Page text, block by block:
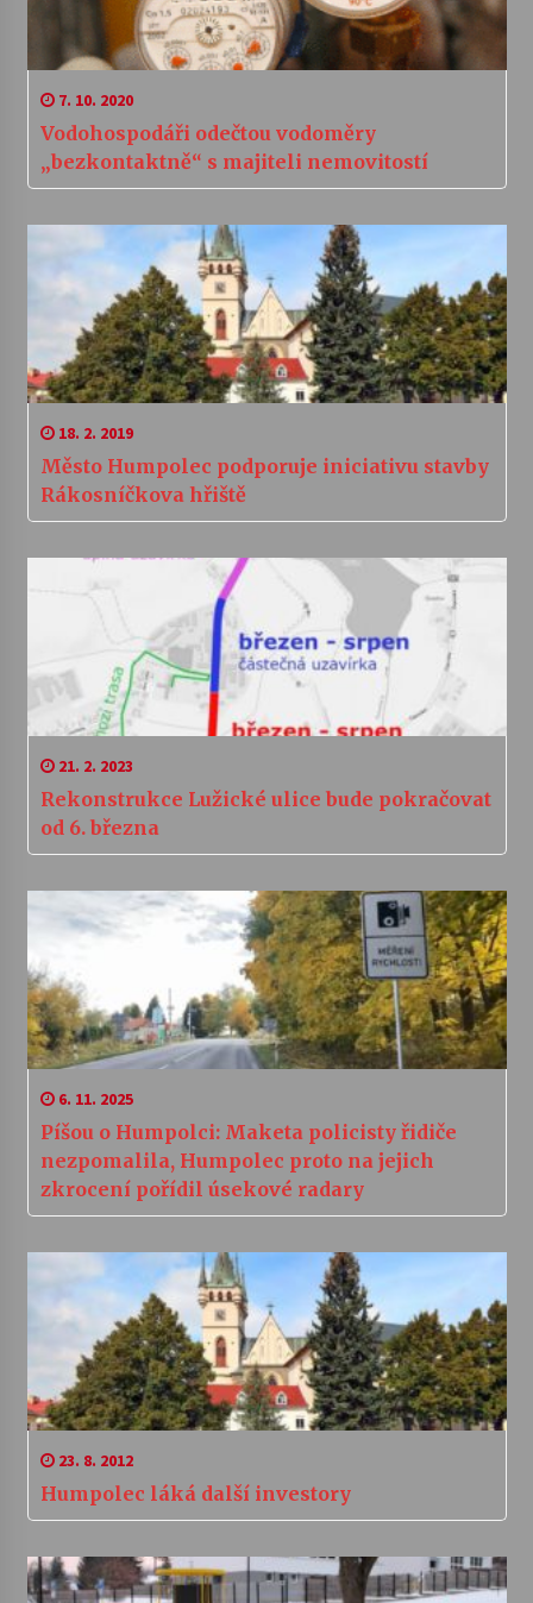
7. 10. 2020
Vodohospodáři odečtou vodoměry
„bezkontaktně“ s majiteli nemovitostí
18. 2. 2019
Město Humpolec podporuje iniciativu stavby
Rákosníčkova hřiště
21. 2. 2023
Rekonstrukce Lužické ulice bude pokračovat
od 6. března
6. 11. 2025
Píšou o Humpolci: Maketa policisty řidiče
nezpomalila, Humpolec proto na jejich
zkrocení pořídil úsekové radary
23. 8. 2012
Humpolec láká další investory